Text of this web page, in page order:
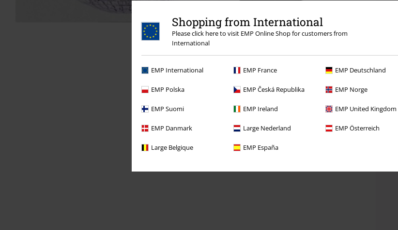
Shopping from International
Please click here to visit EMP Online Shop for customers from
International
EMP International EMP France EMP Deutschland
EMP Polska EMP Česká Republika EMP Norge
EMP Suomi EMP Ireland EMP United Kingdom
EMP Danmark Large Nederland EMP Österreich
Large Belgique EMP España